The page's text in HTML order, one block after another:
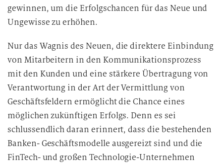
gewinnen, um die Erfolgschancen für das Neue und
Ungewisse zu erhöhen.
Nur das Wagnis des Neuen, die direktere Einbindung
von Mitarbeitern in den Kommunikationsprozess
mit den Kunden und eine stärkere Übertragung von
Verantwortung in der Art der Vermittlung von
Geschäftsfeldern ermöglicht die Chance eines
möglichen zukünftigen Erfolgs. Denn es sei
schlussendlich daran erinnert, dass die bestehenden
Banken- Geschäftsmodelle ausgereizt sind und die
FinTech- und großen Technologie-Unternehmen